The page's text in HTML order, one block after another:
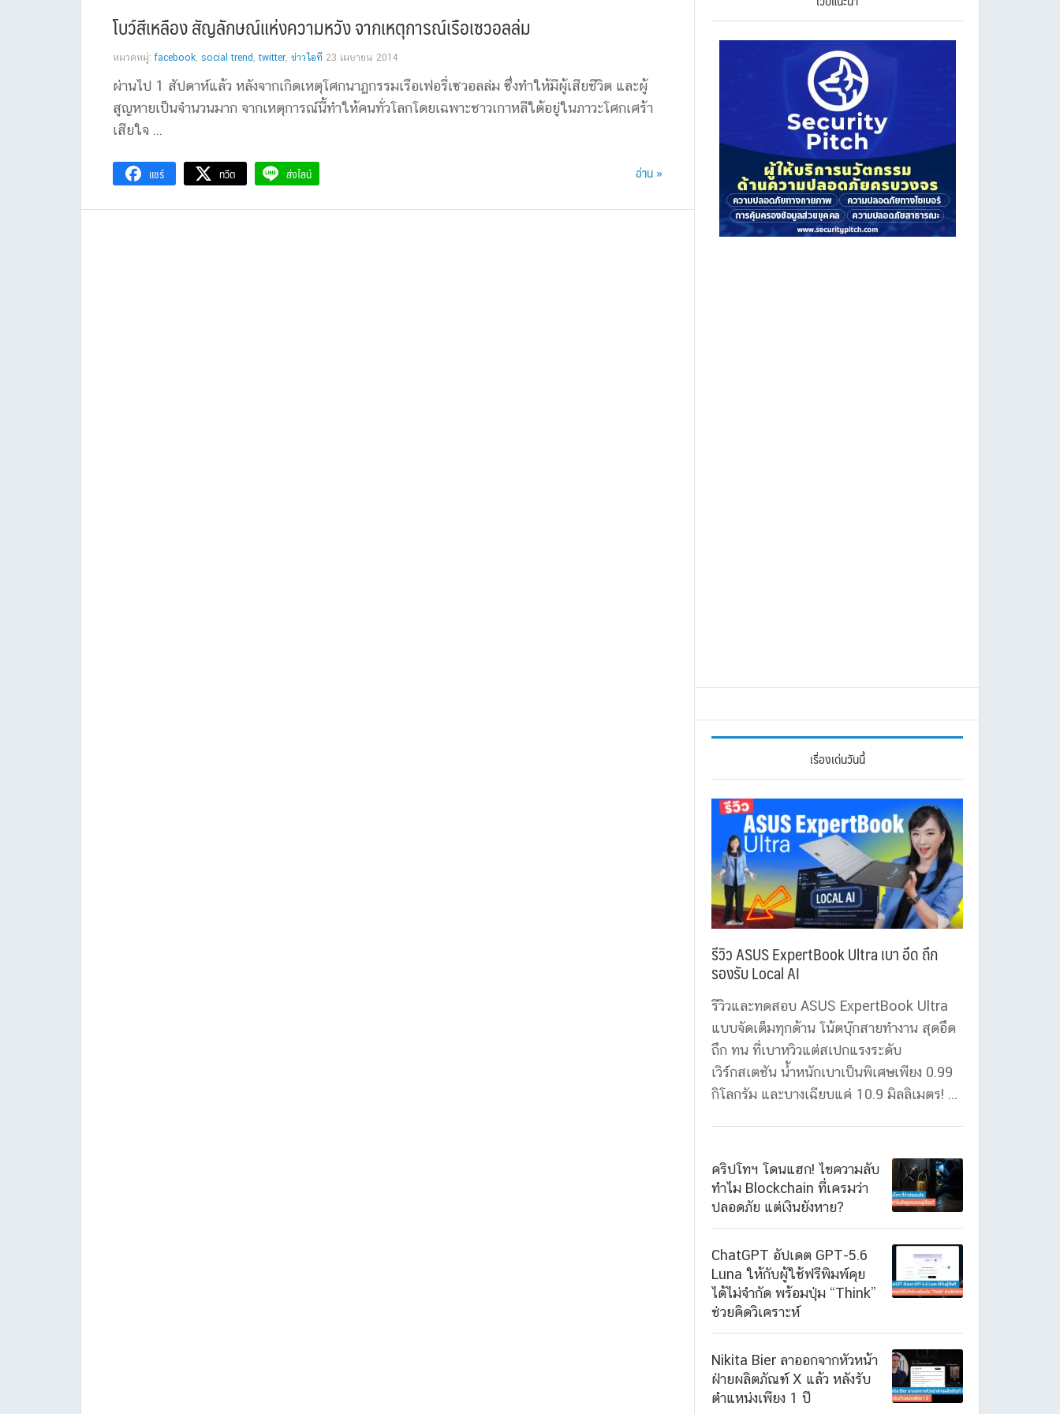
โบว์สีเหลือง สัญลักษณ์แห่งความหวัง จากเหตุการณ์เรือเซวอลล่ม
หมวดหมู่:facebook, social trend ,twitter, ข่าวไอที 23 เมษายน 2014
ผ่านไป 1 สัปดาห์แล้ว หลังจากเกิดเหตุโศกนาฏกรรมเรือเฟอรี่เซวอลล่ม ซึ่งทำให้มีผู้เสียชีวิต และผู้
สูญหายเป็นจำนวนมาก จากเหตุการณ์นี้ทำให้คนทั่วโลกโดยเฉพาะชาวเกาหลีใต้อยู่ในภาวะโศกเศร้า
เสียใจ ...
แชร์ ทวีต ส่งไลน์ อ่าน »
เรื่องเด่นวันนี้
รีวิว ASUS ExpertBook Ultra เบา อึด ถึก
รองรับ Local AI
รีวิวและทดสอบ ASUS ExpertBook Ultra
แบบจัดเต็มทุกด้าน โน้ตบุ๊กสายทำงาน สุดอึด
ถึก ทน ที่เบาหวิวแต่สเปกแรงระดับ
เวิร์กสเตชัน น้ำหนักเบาเป็นพิเศษเพียง 0.99
กิโลกรัม และบางเฉียบแค่ 10.9 มิลลิเมตร! ...
คริปโทฯ โดนแฮก! ไขความลับ
ทำไม Blockchain ที่เครมว่า
ปลอดภัย แต่เงินยังหาย?
ChatGPT อัปเดต GPT-5.6
Luna ให้กับผู้ใช้ฟรีพิมพ์คุย
ได้ไม่จำกัด พร้อมปุ่ม “Think”
ช่วยคิดวิเคราะห์
Nikita Bier ลาออกจากหัวหน้า
ฝ่ายผลิตภัณฑ์ X แล้ว หลังรับ
ตำแหน่งเพียง 1 ปี